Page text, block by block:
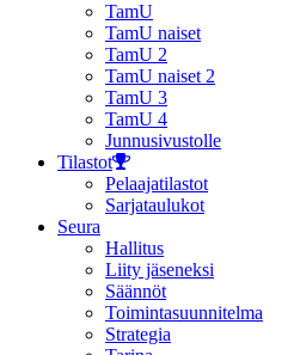
TamU
TamU naiset
TamU 2
TamU naiset 2
TamU 3
TamU 4
Junnusivustolle
Tilastot
Pelaajatilastot
Sarjataulukot
Seura
Hallitus
Liity jäseneksi
Säännöt
Toimintasuunnitelma
Strategia